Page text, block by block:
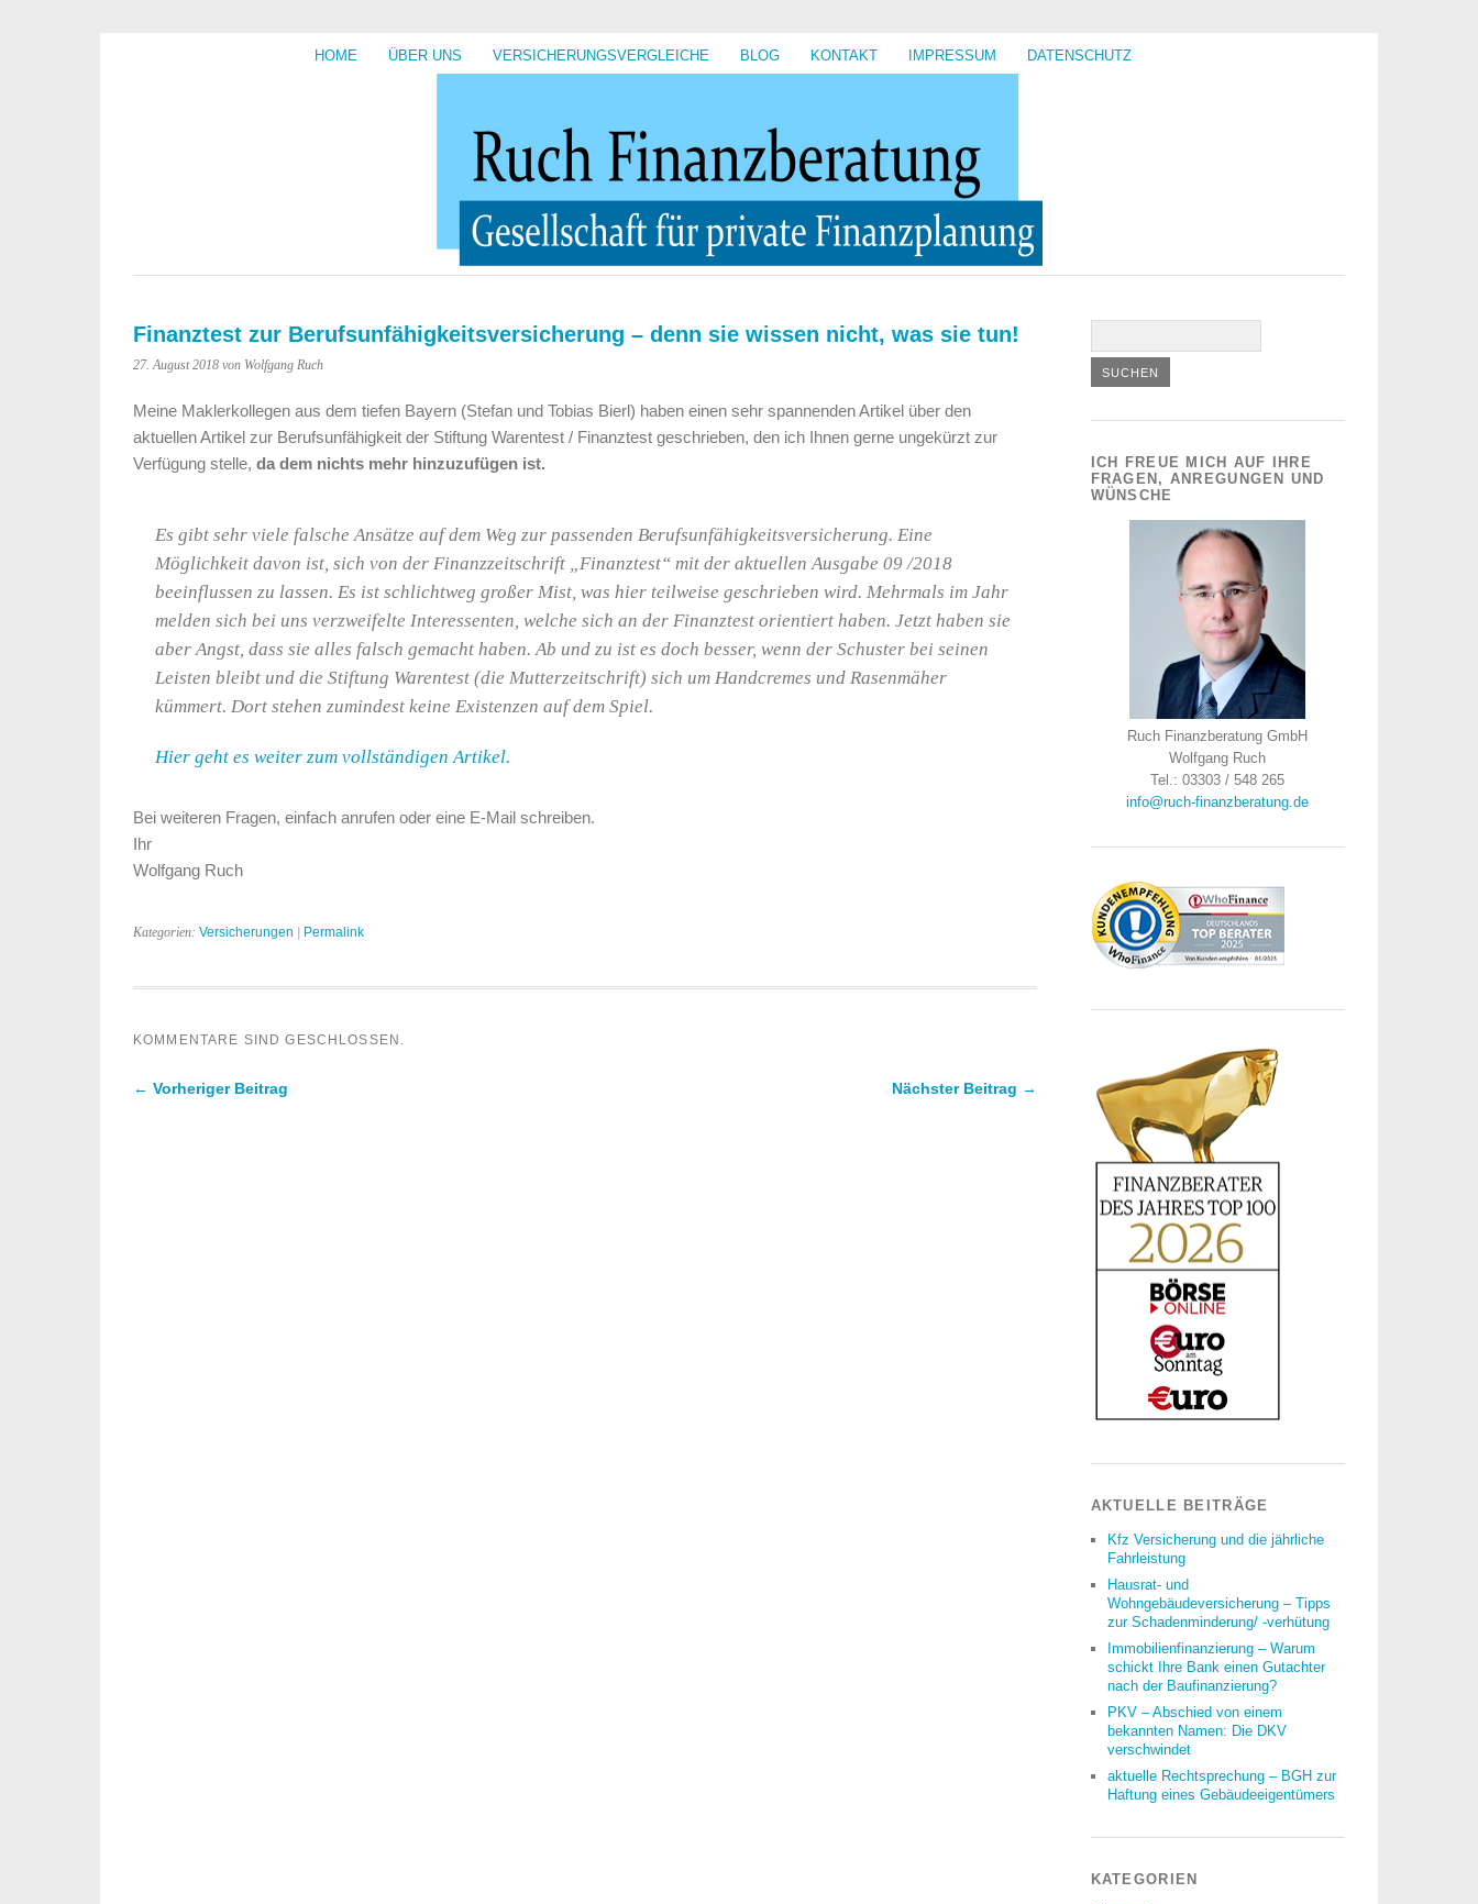
HOME ÜBER UNS VERSICHERUNGSVERGLEICHE BLOG KONTAKT IMPRESSUM DATENSCHUTZ
Finanztest zur Berufsunfähigkeitsversicherung – denn sie wissen nicht, was sie tun!
27. August 2018 von Wolfgang Ruch
Meine Maklerkollegen aus dem tiefen Bayern (Stefan und Tobias Bierl) haben einen sehr spannenden Artikel über den
aktuellen Artikel zur Berufsunfähigkeit der Stiftung Warentest / Finanztest geschrieben, den ich Ihnen gerne ungekürzt zur
Verfügung stelle, da dem nichts mehr hinzuzufügen ist.
Es gibt sehr viele falsche Ansätze auf dem Weg zur passenden Berufsunfähigkeitsversicherung. Eine
Möglichkeit davon ist, sich von der Finanzzeitschrift „Finanztest“ mit der aktuellen Ausgabe 09 /2018
beeinflussen zu lassen. Es ist schlichtweg großer Mist, was hier teilweise geschrieben wird. Mehrmals im Jahr
melden sich bei uns verzweifelte Interessenten, welche sich an der Finanztest orientiert haben. Jetzt haben sie
aber Angst, dass sie alles falsch gemacht haben. Ab und zu ist es doch besser, wenn der Schuster bei seinen
Leisten bleibt und die Stiftung Warentest (die Mutterzeitschrift) sich um Handcremes und Rasenmäher
kümmert. Dort stehen zumindest keine Existenzen auf dem Spiel.
Hier geht es weiter zum vollständigen Artikel.
Bei weiteren Fragen, einfach anrufen oder eine E-Mail schreiben.
Ihr
Wolfgang Ruch
Kategorien: Versicherungen Permalink
KOMMENTARE SIND GESCHLOSSEN.
← Vorheriger Beitrag Nächster Beitrag →
ICH FREUE MICH AUF IHRE
FRAGEN, ANREGUNGEN UND
WÜNSCHE
Ruch Finanzberatung GmbH
Wolfgang Ruch
Tel.: 03303 / 548 265
info@ruch-finanzberatung.de
AKTUELLE BEITRÄGE
Kfz Versicherung und die jährliche
Fahrleistung
Hausrat- und
Wohngebäudeversicherung – Tipps
zur Schadenminderung/ -verhütung
Immobilienfinanzierung – Warum
schickt Ihre Bank einen Gutachter
nach der Baufinanzierung?
PKV – Abschied von einem
bekannten Namen: Die DKV
verschwindet
aktuelle Rechtsprechung – BGH zur
Haftung eines Gebäudeeigentümers
KATEGORIEN